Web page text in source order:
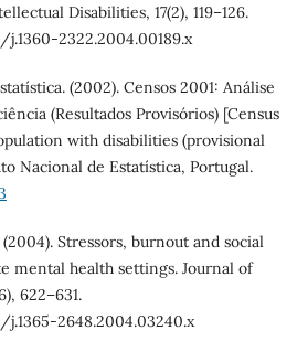
Disabilities, 17(2), 119–126.
2322.2004.00189.x
(2002). Censos 2001: Análise
(Resultados Provisórios) [Census
with disabilities (provisional
Nacional de Estatística, Portugal.
Stressors, burnout and social
mental health settings. Journal of
622–631.
2648.2004.03240.x